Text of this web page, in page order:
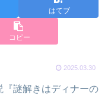
はてブ
コピー
2025.03.30
『謎解きはディナーの